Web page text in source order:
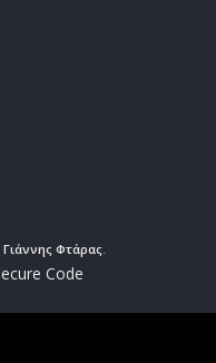
Γιάννης Φτάρας.